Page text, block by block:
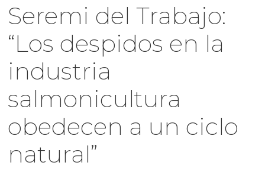
Seremi del Trabajo:
“Los despidos en la
industria
salmonicultura
obedecen a un ciclo
natural”